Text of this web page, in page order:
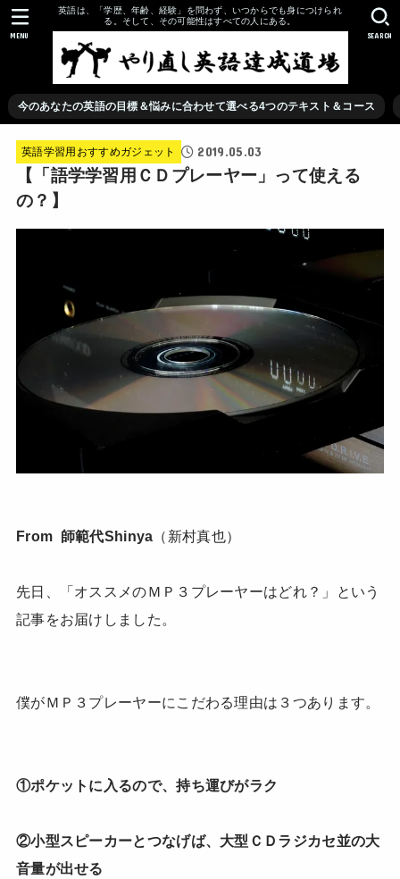
英語は、「学歴、年齢、経験」を問わず、いつからでも身につけられ
る。そして、その可能性はすべての人にある。
今のあなたの英語の目標＆悩みに合わせて選べる4つのテキスト＆コース
SEARCH
MENU
英語学習用おすすめガジェット 2019.05.03
【「語学学習用ＣＤプレーヤー」って使える
の？】
From 師範代Shinya （新村真也）
先日、「オススメのＭＰ３プレーヤーはどれ？」という
記事をお届けしました。
僕がＭＰ３プレーヤーにこだわる理由は３つあります。
①ポケットに入るので、持ち運びがラク
②小型スピーカーとつなげば、大型ＣＤラジカセ並の大
音量が出せる